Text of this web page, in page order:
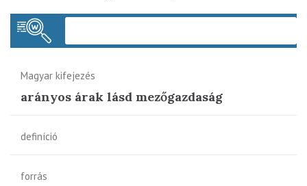
Magyar kifejezés
arányos árak lásd mezőgazdaság
definíció
forrás